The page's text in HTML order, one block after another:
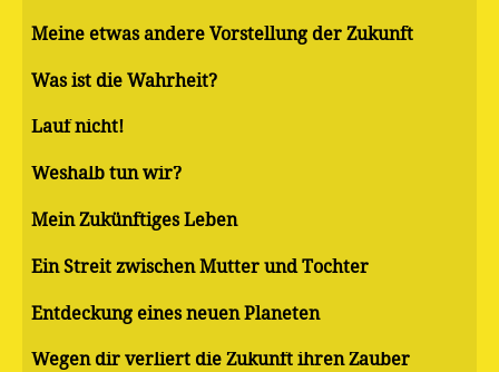
Meine etwas andere Vorstellung der Zukunft
Was ist die Wahrheit?
Lauf nicht!
Weshalb tun wir?
Mein Zukünftiges Leben
Ein Streit zwischen Mutter und Tochter
Entdeckung eines neuen Planeten
Wegen dir verliert die Zukunft ihren Zauber